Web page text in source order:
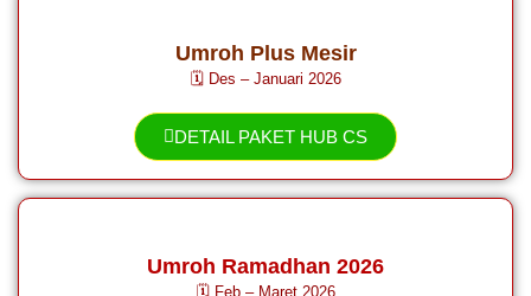
Umroh Plus Mesir
🗓️ Des – Januari 2026
DETAIL PAKET HUB CS
Umroh Ramadhan 2026
🗓️ Feb – Maret 2026